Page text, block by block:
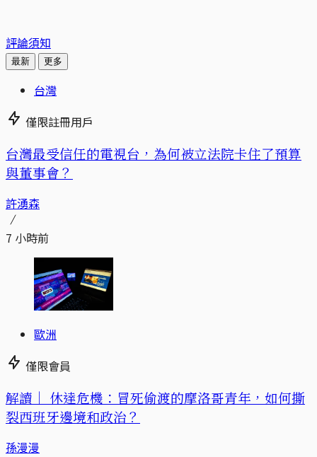
評論須知
最新 更多
台灣
僅限註冊用戶
台灣最受信任的電視台，為何被立法院卡住了預算
與董事會？
許湧森
7 小時前
歐洲
僅限會員
解讀｜ 休達危機：冒死偷渡的摩洛哥青年，如何撕
裂西班牙邊境和政治？
孫漫漫